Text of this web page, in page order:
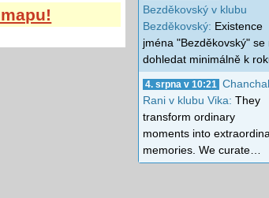
Bezděkovský v klubu
Bezděkovský: Existence
jména "Bezděkovský" se
dohledat minimálně k
4. srpna v 10:21
Chanchal
Rani v klubu Vika: They
transform ordinary
moments into
memories. We curate…